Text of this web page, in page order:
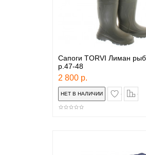
Сапоги TORVI Лиман
р.47-48
2 800 р.
в